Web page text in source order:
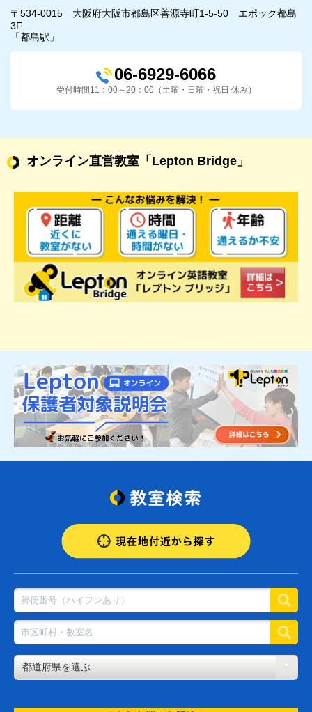
〒534-0015 大阪府大阪市都島区善源寺町1-5-50 エポック都島
3F
「都島駅」
06-6929-6066
受付時間11：00～20：00（土曜・日曜・祝日 休み）
オンライン直営教室 「Lepton Bridge」